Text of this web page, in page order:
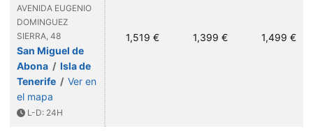
AVENIDA EUGENIO
DOMINGUEZ
SIERRA, 48
San Miguel de
Abona / Isla de
Tenerife / Ver en
el mapa
L-D: 24H
1,519 € 1,399 € 1,499 €